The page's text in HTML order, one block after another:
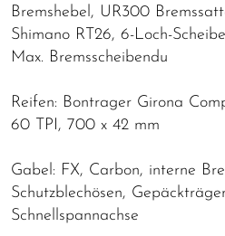
Bremshebel, UR300
Shimano RT26, 6-Loch-
Max. Bremsscheibendu
Reifen: Bontrager Girona
60 TPI, 700 x 42 mm
Gabel: FX, Carbon, interne
Schutzblechösen,
Schnellspannachse